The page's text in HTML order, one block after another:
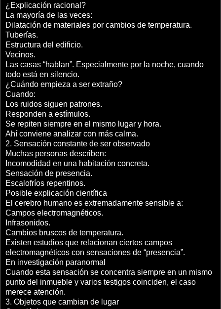
¿Explicación racional?
La mayoría de las veces:
Dilatación de materiales por cambios de temperatura.
Tuberías.
Estructura del edificio.
Vecinos.
Las casas “hablan”. Especialmente por la noche, cuando
todo está en silencio.
¿Cuándo empieza a ser extraño?
Cuando:
Los ruidos siguen patrones.
Responden a estímulos.
Se repiten siempre en el mismo lugar y hora.
Ahí conviene analizar con más calma.
2. Sensación constante de ser observado
Muchas personas describen:
Incomodidad en una habitación concreta.
Sensación de presencia.
Escalofríos repentinos.
Posible explicación científica
El cerebro humano es extremadamente sensible a:
Campos electromagnéticos.
Infrasonidos.
Cambios bruscos de temperatura.
Existen estudios que relacionan ciertos campos
electromagnéticos con sensaciones de “presencia”.
En investigación paranormal
Cuando esta sensación se concentra siempre en un mismo
punto del inmueble y varios testigos coinciden, el caso
merece atención.
3. Objetos que cambian de lugar